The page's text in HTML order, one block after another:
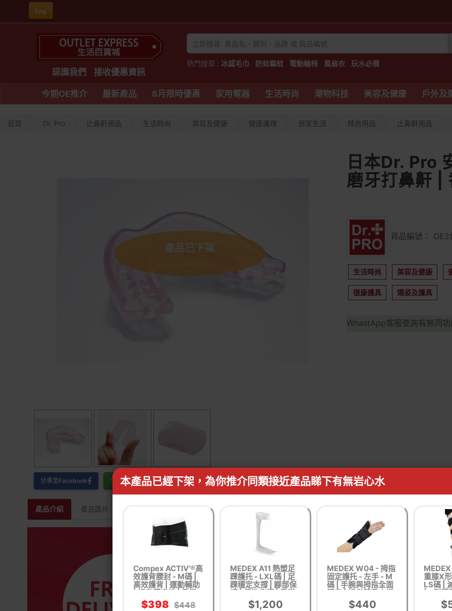
Eng
認識我們 接收優惠資訊
熱門搜尋 : 冰感毛巾 防蚊驅蚊 電動輪椅 風扇衣 玩水必備
今期OE推介 最新產品 8月限時優惠 家用電器 生活時尚 潮物科技 美容及健康 戶外及
首頁 Dr. Pro 止鼻鼾用品 生活時尚 美容及健康 健康護理 居家生活 睡房用品 止鼻鼾用品
產品已下架
分享至Facebook 分享至WhatsApp
日本Dr. Pro
磨牙打鼻鼾 |
貨品編號：
生活時尚 美容及健康
復康護具 矯姿及護具
WhastApp客服查詢有無同
產品介紹 產品圖片
本產品已經下架，為你推介同類接近產品睇下有無岩心水
Compex ACTIV’®高
效護背腰封 - M碼 |
高效護背 | 運動輔助
| 提升穩定性 | 香港
行貨
$398 $448
MEDEX A11 熱塑足
踝護托 - LXL碼 | 足
踝穩定支撐 | 腳部保
護 | 促進康復 | 香港
行貨
$1,200
MEDEX W04 - 拇指
固定護托 - 左手 - M
碼 | 手腕與拇指全面
固定 | 提供雙重支撐
| 促進手部康復
$440
重膝X
LS碼 |
| X形矯
膝關節